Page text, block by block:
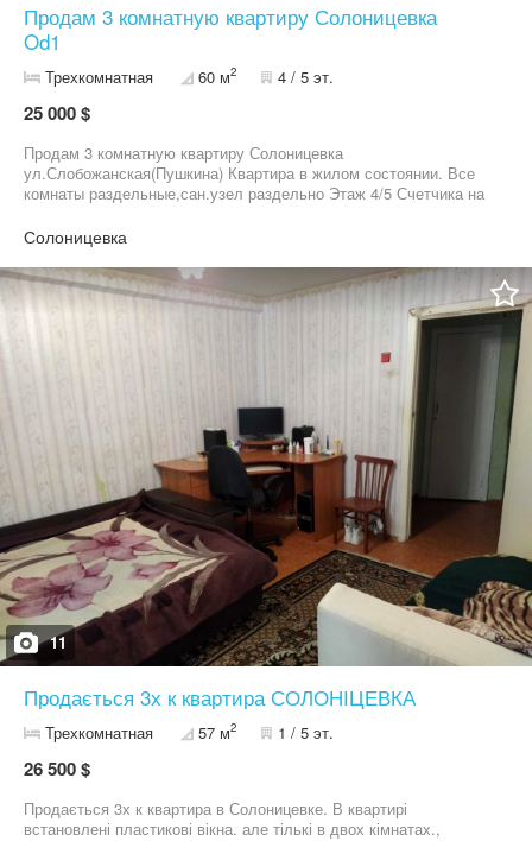
Продам 3 комнатную квартиру Солоницевка
Od1
Трехкомнатная 60 м2 4 / 5 эт.
25 000 $
Продам 3 комнатную квартиру Солоницевка
ул.Слобожанская(Пушкина) Квартира в жилом состоянии. Все
комнаты раздельные,сан.узел раздельно Этаж 4/5 Счетчика на
Солоницевка
11
Продається 3х к квартира СОЛОНІЦЕВКА
Трехкомнатная 57 м2 1 / 5 эт.
26 500 $
Продається 3х к квартира в Солоницевке. В квартирі
встановлені пластикові вікна. але тількі в двох кімнатах.,